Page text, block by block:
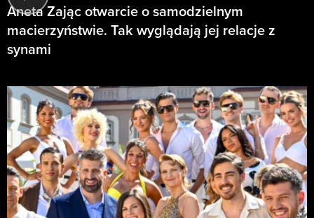
Aneta Zając otwarcie o samodzielnym
macierzyństwie. Tak wyglądają jej relacje z
synami